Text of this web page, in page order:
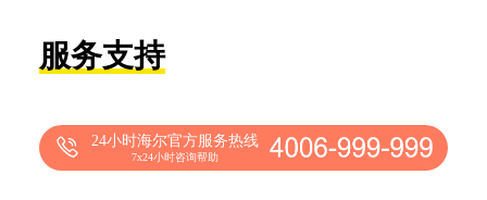
服务支持
24小时海尔官方服务热线
7x24小时咨询帮助